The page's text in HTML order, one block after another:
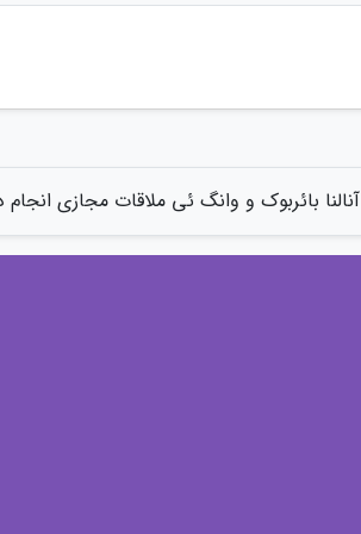
آنالنا بائربوک و وانگ ئی ملاقات مجازی انجام